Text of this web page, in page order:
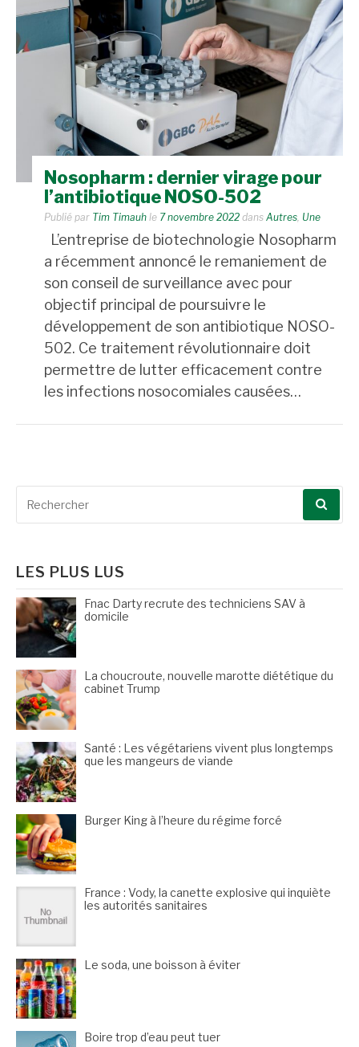
Nosopharm : dernier virage pour
l’antibiotique NOSO-502
Publié par Tim Timauh le 7 novembre 2022 dans Autres Une
L’entreprise de biotechnologie Nosopharm
a récemment annoncé le remaniement de
son conseil de surveillance avec pour
objectif principal de poursuivre le
développement de son antibiotique NOSO-
502. Ce traitement révolutionnaire doit
permettre de lutter efficacement contre
les infections nosocomiales causées…
LES PLUS LUS
Fnac Darty recrute des techniciens SAV à
domicile
La choucroute, nouvelle marotte diététique du
cabinet Trump
Santé : Les végétariens vivent plus longtemps
que les mangeurs de viande
Burger King à l’heure du régime forcé
France : Vody, la canette explosive qui inquiète
les autorités sanitaires
Le soda, une boisson à éviter
Boire trop d’eau peut tuer